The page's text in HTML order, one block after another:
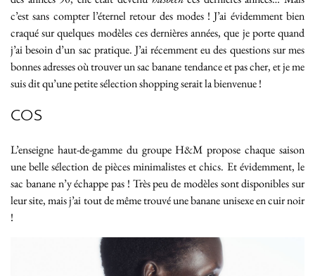
c’est sans compter l’éternel retour des modes ! J’ai évidemment bien
craqué sur quelques modèles ces dernières années, que je porte quand
j’ai besoin d’un sac pratique. J’ai récemment eu des questions sur mes
bonnes adresses où trouver un sac banane tendance et pas cher, et je me
suis dit qu’une petite sélection shopping serait la bienvenue !
COS
L’enseigne haut-de-gamme du groupe H&M propose chaque saison
une belle sélection de pièces minimalistes et chics. Et évidemment, le
sac banane n’y échappe pas ! Très peu de modèles sont disponibles sur
leur site, mais j’ai tout de même trouvé une banane unisexe en cuir noir
!